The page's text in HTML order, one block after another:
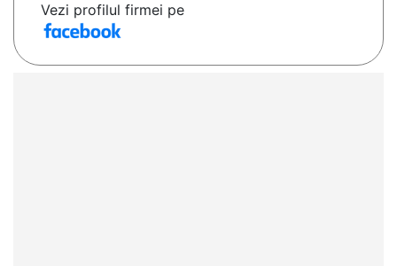
Vezi profilul firmei pe